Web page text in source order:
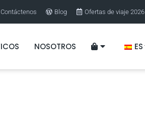
Contáctenos Blog Ofertas de viaje 2026
NOSOTROS ES